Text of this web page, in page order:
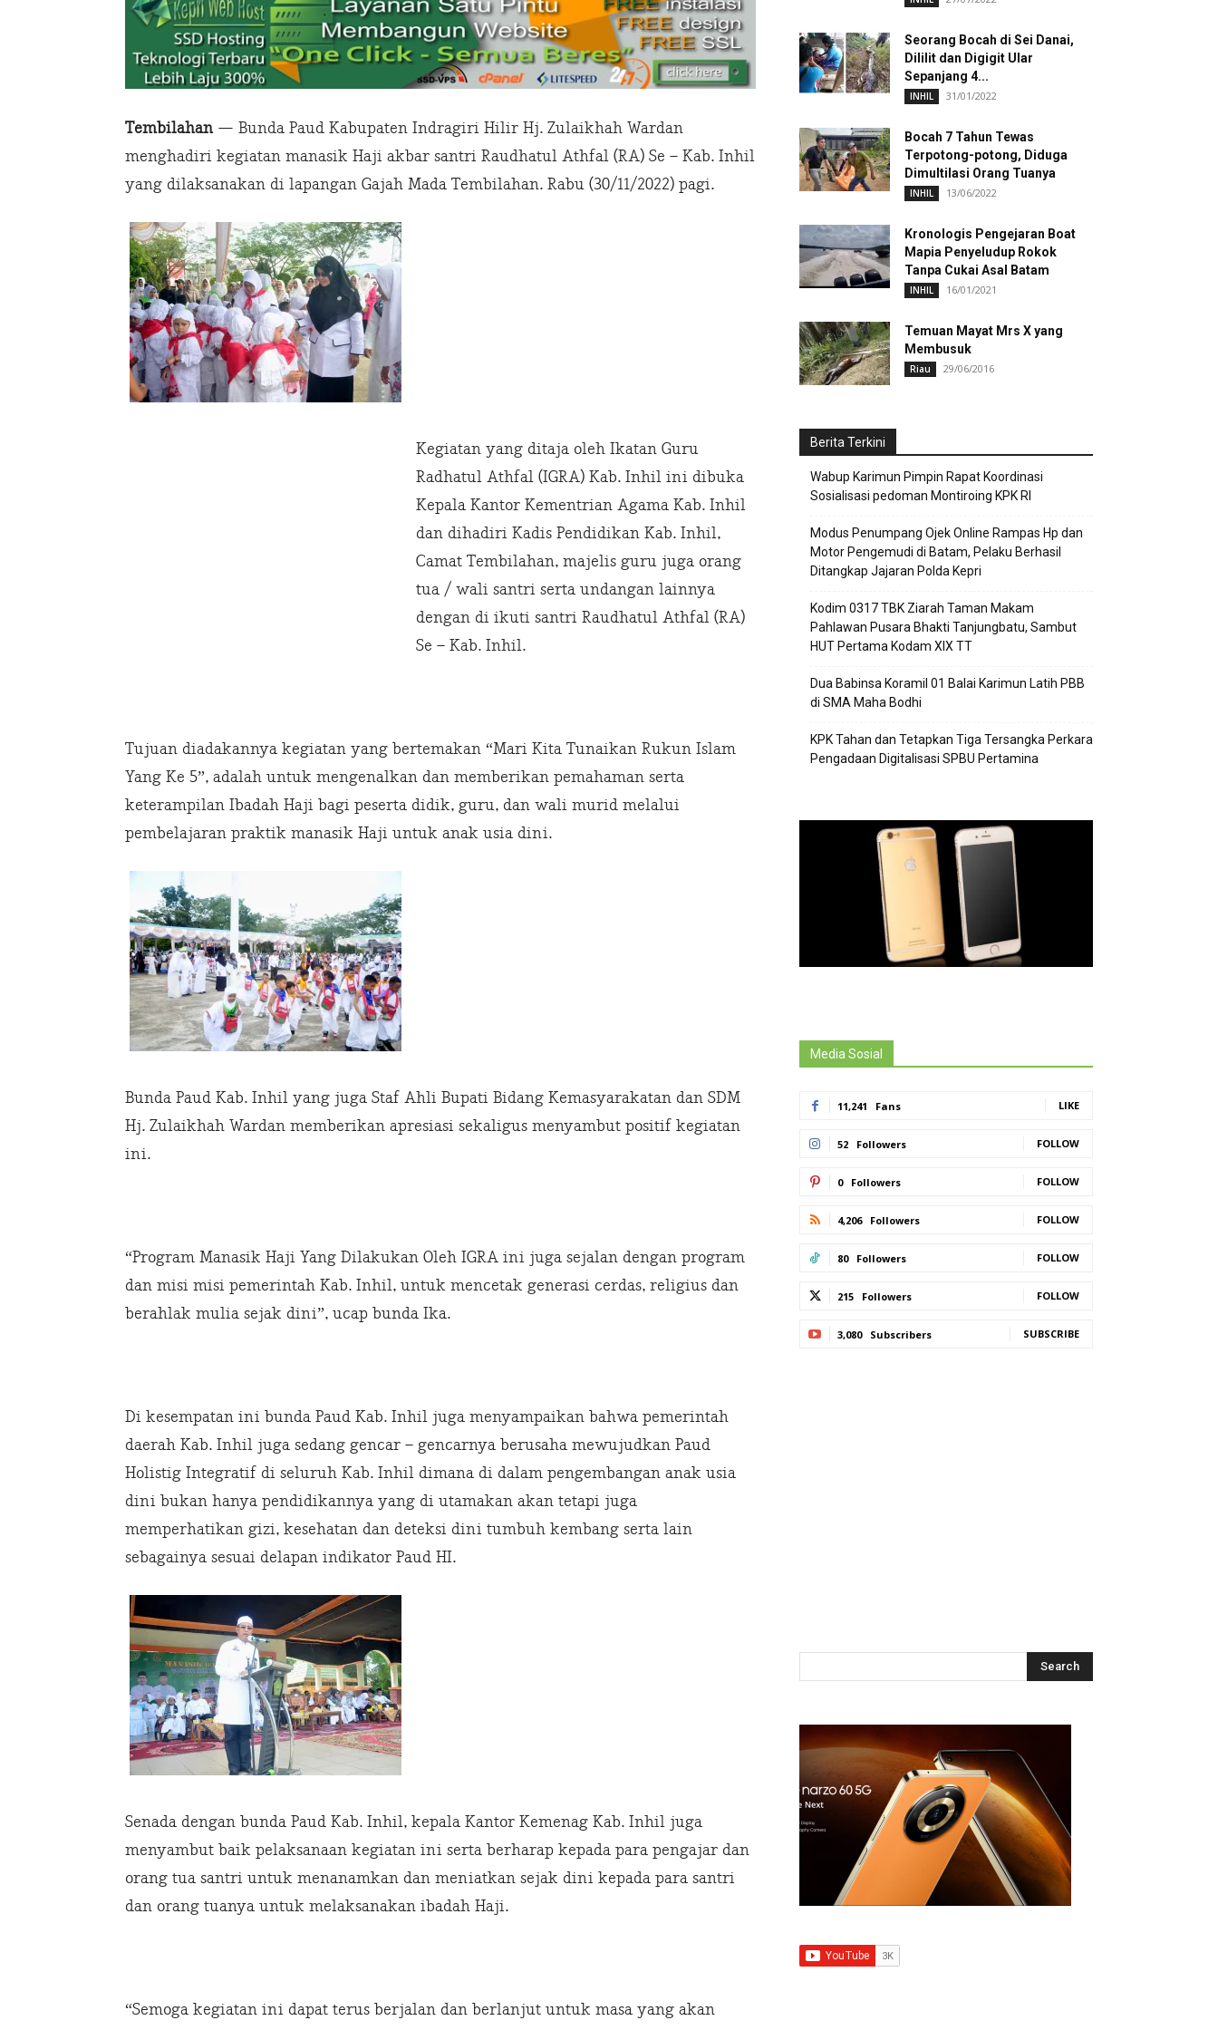
Tembilahan— Bunda Paud Kabupaten Indragiri Hilir Hj. Zulaikhah Wardan
menghadiri kegiatan manasik Haji akbar santri Raudhatul Athfal (RA) Se – Kab. Inhil
yang dilaksanakan di lapangan Gajah Mada Tembilahan. Rabu (30/11/2022) pagi.
Kegiatan yang ditaja oleh Ikatan Guru
Radhatul Athfal (IGRA) Kab. Inhil ini dibuka
Kepala Kantor Kementrian Agama Kab. Inhil
dan dihadiri Kadis Pendidikan Kab. Inhil,
Camat Tembilahan, majelis guru juga orang
tua / wali santri serta undangan lainnya
dengan di ikuti santri Raudhatul Athfal (RA)
Se – Kab. Inhil.
Tujuan diadakannya kegiatan yang bertemakan “Mari Kita Tunaikan Rukun Islam
Yang Ke 5”, adalah untuk mengenalkan dan memberikan pemahaman serta
keterampilan Ibadah Haji bagi peserta didik, guru, dan wali murid melalui
pembelajaran praktik manasik Haji untuk anak usia dini.
Bunda Paud Kab. Inhil yang juga Staf Ahli Bupati Bidang Kemasyarakatan dan SDM
Hj. Zulaikhah Wardan memberikan apresiasi sekaligus menyambut positif kegiatan
ini.
“Program Manasik Haji Yang Dilakukan Oleh IGRA ini juga sejalan dengan program
dan misi misi pemerintah Kab. Inhil, untuk mencetak generasi cerdas, religius dan
berahlak mulia sejak dini”, ucap bunda Ika.
Di kesempatan ini bunda Paud Kab. Inhil juga menyampaikan bahwa pemerintah
daerah Kab. Inhil juga sedang gencar – gencarnya berusaha mewujudkan Paud
Holistig Integratif di seluruh Kab. Inhil dimana di dalam pengembangan anak usia
dini bukan hanya pendidikannya yang di utamakan akan tetapi juga
memperhatikan gizi, kesehatan dan deteksi dini tumbuh kembang serta lain
sebagainya sesuai delapan indikator Paud HI.
Senada dengan bunda Paud Kab. Inhil, kepala Kantor Kemenag Kab. Inhil juga
menyambut baik pelaksanaan kegiatan ini serta berharap kepada para pengajar dan
orang tua santri untuk menanamkan dan meniatkan sejak dini kepada para santri
dan orang tuanya untuk melaksanakan ibadah Haji.
“Semoga kegiatan ini dapat terus berjalan dan berlanjut untuk masa yang akan
Seorang Bocah di Sei Danai,
Dililit dan Digigit Ular
Sepanjang 4...
INHIL 31/01/2022
Bocah 7 Tahun Tewas
Terpotong-potong, Diduga
Dimultilasi Orang Tuanya
INHIL 13/06/2022
Kronologis Pengejaran Boat
Mapia Penyeludup Rokok
Tanpa Cukai Asal Batam
INHIL 16/01/2021
Temuan Mayat Mrs X yang
Membusuk
Riau 29/06/2016
Berita Terkini
Wabup Karimun Pimpin Rapat Koordinasi
Sosialisasi pedoman Montiroing KPK RI
Modus Penumpang Ojek Online Rampas Hp dan
Motor Pengemudi di Batam, Pelaku Berhasil
Ditangkap Jajaran Polda Kepri
Kodim 0317 TBK Ziarah Taman Makam
Pahlawan Pusara Bhakti Tanjungbatu, Sambut
HUT Pertama Kodam XIX TT
Dua Babinsa Koramil 01 Balai Karimun Latih PBB
di SMA Maha Bodhi
KPK Tahan dan Tetapkan Tiga Tersangka Perkara
Pengadaan Digitalisasi SPBU Pertamina
Media Sosial
11,241 Fans LIKE
52 Followers FOLLOW
0 Followers FOLLOW
4,206 Followers FOLLOW
80 Followers FOLLOW
215 Followers FOLLOW
3,080 Subscribers SUBSCRIBE